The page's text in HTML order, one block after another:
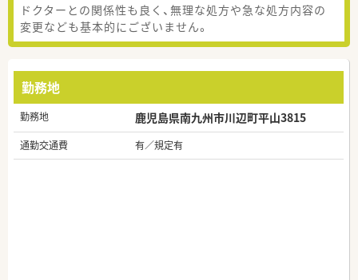
ドクターとの関係性も良く、無理な処方や急な処方内容の
変更なども基本的にございません。
勤務地
勤務地 鹿児島県南九州市川辺町平山3815
通勤交通費 有／規定有